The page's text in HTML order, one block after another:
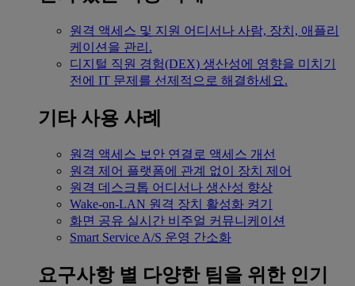
원격 액세스 및 지원 어디서나 사람, 장치, 애플리
케이션을 관리.
디지털 직원 경험(DEX) 생산성에 영향을 미치기
전에 IT 문제를 선제적으로 해결하세요.
기타 사용 사례
원격 액세스 보안 연결로 액세스 개선
원격 제어 플랫폼에 관계 없이 장치 제어
원격 데스크톱 어디서나 생산성 향상
Wake-on-LAN 원격 장치 활성화 켜기
화면 공유 실시간 비주얼 커뮤니케이션
Smart Service A/S 운영 간소화
요구사항 별 다양한 팀을 위한 인기